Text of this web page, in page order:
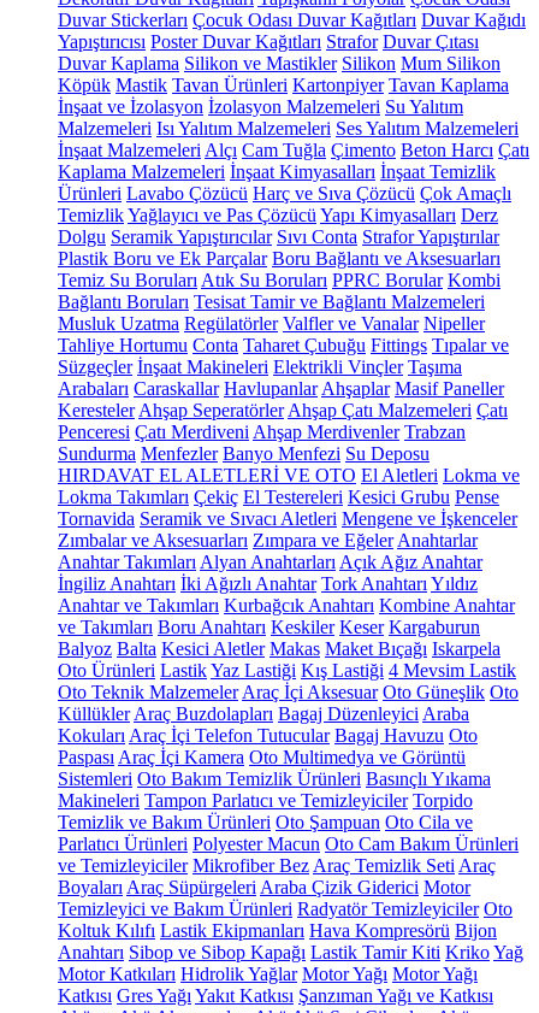
Duvar Stickerları Çocuk Odası Duvar Kağıtları Duvar Kağıdı
Yapıştırıcısı Poster Duvar Kağıtları Strafor Duvar Çıtası
Duvar Kaplama Silikon ve Mastikler Silikon Mum Silikon
Köpük Mastik Tavan Ürünleri Kartonpiyer Tavan Kaplama
İnşaat ve İzolasyon İzolasyon Malzemeleri Su Yalıtım
Malzemeleri Isı Yalıtım Malzemeleri Ses Yalıtım Malzemeleri
İnşaat Malzemeleri Alçı Cam Tuğla Çimento Beton Harcı Çatı
Kaplama Malzemeleri İnşaat Kimyasalları İnşaat Temizlik
Ürünleri Lavabo Çözücü Harç ve Sıva Çözücü Çok Amaçlı
TemizlikYağlayıcı ve Pas Çözücü Yapı Kimyasalları Derz
Dolgu Seramik Yapıştırıcılar Sıvı Conta Strafor Yapıştırılar
Plastik Boru ve Ek Parçalar Boru Bağlantı ve Aksesuarları
Temiz Su Boruları Atık Su Boruları PPRC Borular Kombi
Bağlantı Boruları Tesisat Tamir ve Bağlantı Malzemeleri
Musluk Uzatma Regülatörler Valfler ve Vanalar Nipeller
Tahliye Hortumu Conta Taharet Çubuğu Fittings Tıpalar ve
Süzgeçler İnşaat Makineleri Elektrikli Vinçler Taşıma
Arabaları Caraskallar Havlupanlar Ahşaplar Masif Paneller
Keresteler Ahşap Seperatörler Ahşap Çatı Malzemeleri Çatı
Penceresi Çatı Merdiveni Ahşap Merdivenler Trabzan
Sundurma Menfezler Banyo Menfezi Su Deposu
HIRDAVAT EL ALETLERİ VE OTO El Aletleri Lokma ve
Lokma Takımları Çekiç El Testereleri Kesici Grubu Pense
Tornavida Seramik ve Sıvacı Aletleri Mengene ve İşkenceler
Zımbalar ve Aksesuarları Zımpara ve Eğeler Anahtarlar
Anahtar Takımları Alyan Anahtarları Açık Ağız Anahtar
İngiliz Anahtarı İki Ağızlı Anahtar Tork Anahtarı Yıldız
Anahtar ve Takımları Kurbağcık Anahtarı Kombine Anahtar
ve Takımları Boru Anahtarı Keskiler Keser Kargaburun
Balyoz Balta Kesici Aletler Makas Maket Bıçağı Iskarpela
Oto Ürünleri LastikYaz Lastiği Kış Lastiği 4 Mevsim Lastik
Oto Teknik Malzemeler Araç İçi Aksesuar Oto Güneşlik Oto
Küllükler Araç Buzdolapları Bagaj Düzenleyici Araba
Kokuları Araç İçi Telefon Tutucular Bagaj Havuzu Oto
Paspası Araç İçi Kamera Oto Multimedya ve Görüntü
Sistemleri Oto Bakım Temizlik Ürünleri Basınçlı Yıkama
Makineleri Tampon Parlatıcı ve Temizleyiciler Torpido
Temizlik ve Bakım Ürünleri Oto Şampuan Oto Cila ve
Parlatıcı Ürünleri Polyester Macun Oto Cam Bakım Ürünleri
ve Temizleyiciler Mikrofiber Bez Araç Temizlik Seti Araç
Boyaları Araç Süpürgeleri Araba Çizik Giderici Motor
Temizleyici ve Bakım Ürünleri Radyatör Temizleyiciler Oto
Koltuk Kılıfı Lastik Ekipmanları Hava Kompresörü Bijon
Anahtarı Sibop ve Sibop Kapağı Lastik Tamir Kiti KrikoYağ
Motor Katkıları Hidrolik Yağlar Motor Yağı Motor Yağı
Katkısı Gres Yağı Yakıt Katkısı Şanzıman Yağı ve Katkısı